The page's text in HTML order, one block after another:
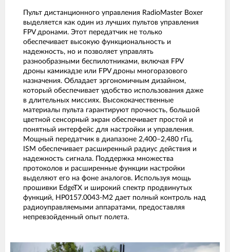
Пульт дистанционного управления RadioMaster Boxer
выделяется как один из лучших пультов управления
FPV дронами. Этот передатчик не только
обеспечивает высокую функциональность и
надежность, но и позволяет управлять
разнообразными беспилотниками, включая FPV
дроны камикадзе или FPV дроны многоразового
назначения. Обладает эргономичным дизайном,
который обеспечивает удобство использования даже
в длительных миссиях. Высококачественные
материалы пульта гарантируют прочность, большой
цветной сенсорный экран обеспечивает простой и
понятный интерфейс для настройки и управления.
Мощный передатчик в диапазоне 2,400–2,480 гГц.
ISM обеспечивает расширенный радиус действия и
надежность сигнала. Поддержка множества
протоколов и расширенные функции настройки
выделяют его на фоне аналогов. Используя мощь
прошивки EdgeTX и широкий спектр продвинутых
функций, HP0157.0043-M2 дает полный контроль над
радиоуправляемыми аппаратами, предоставляя
непревзойденный опыт полета.